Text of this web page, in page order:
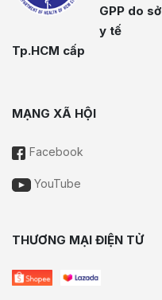
GPP do sở
y tế
Tp.HCM cấp
MẠNG XÃ HỘI
Facebook
YouTube
THƯƠNG MẠI ĐIỆN TỬ